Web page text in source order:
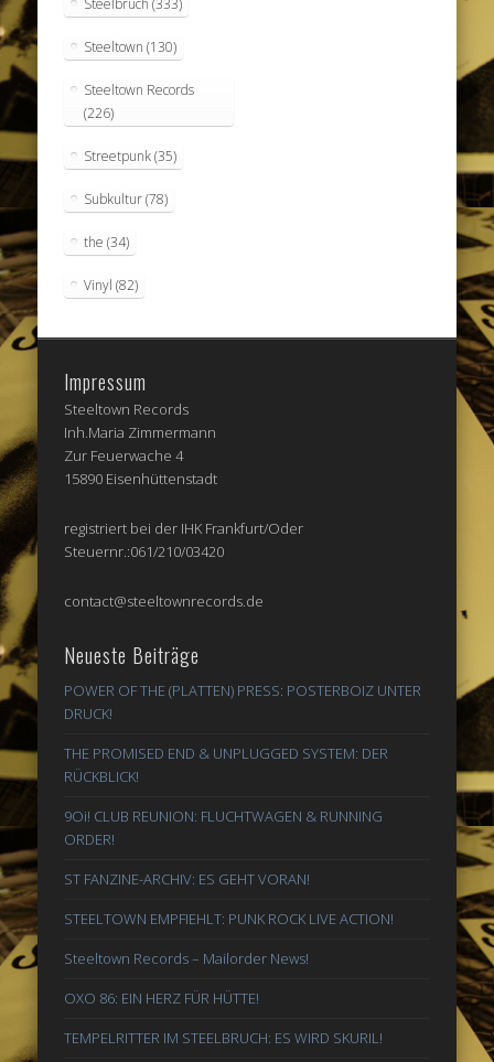
Steelbruch (333)
Steeltown (130)
Steeltown Records
(226)
Streetpunk(35)
Subkultur(78)
the (34)
Vinyl (82)
Impressum
Steeltown Records
Inh.Maria Zimmermann
Zur Feuerwache 4
15890 Eisenhüttenstadt
registriert bei der IHK Frankfurt/Oder
Steuernr.:061/210/03420
contact@steeltownrecords.de
Neueste Beiträge
POWER OF THE (PLATTEN) PRESS: POSTERBOIZ UNTER
DRUCK!
THE PROMISED END & UNPLUGGED SYSTEM: DER
RÜCKBLICK!
9Oi! CLUB REUNION: FLUCHTWAGEN & RUNNING
ORDER!
ST FANZINE-ARCHIV: ES GEHT VORAN!
STEELTOWN EMPFIEHLT: PUNK ROCK LIVE ACTION!
Steeltown Records – Mailorder News!
OXO 86: EIN HERZ FÜR HÜTTE!
TEMPELRITTER IM STEELBRUCH: ES WIRD SKURIL!